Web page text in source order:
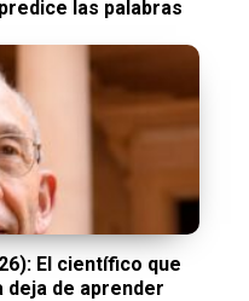
las palabras
El científico que
deja de aprender